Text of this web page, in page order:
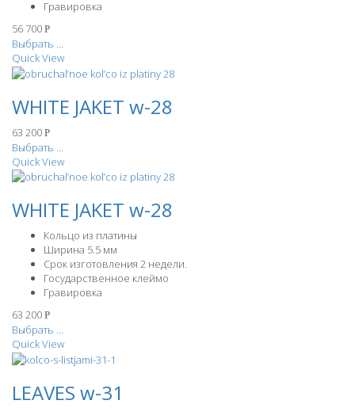
Гравировка
56 700 Р
Выбрать ...
Quick View
WHITE JAKET w-28
63 200 Р
Выбрать ...
Quick View
WHITE JAKET w-28
Кольцо из платины
Ширина 5.5 мм
Срок изготовления 2 недели.
Государственное клеймо
Гравировка
63 200 Р
Выбрать ...
Quick View
LEAVES w-31